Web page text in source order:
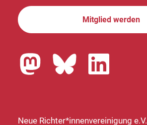
Mitglied werden
Neue Richter*innenvereinigung e.V.